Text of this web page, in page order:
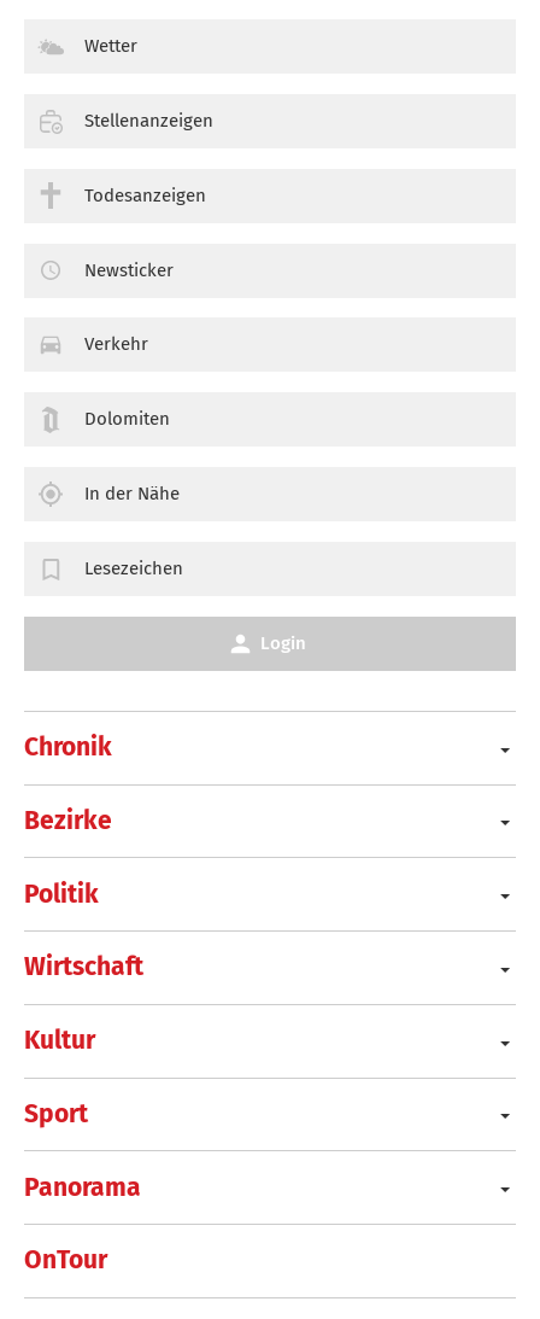
Chronik
Bezirke
Politik
Wirtschaft
Kultur
Sport
Panorama
OnTour
Wetter
Stellenanzeigen
Todesanzeigen
Newsticker
Verkehr
Dolomiten
In der Nähe
Lesezeichen
Login